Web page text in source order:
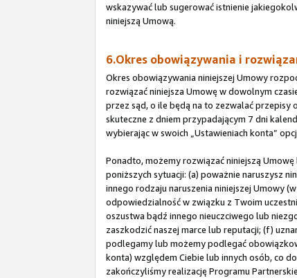
wskazywać lub sugerować istnienie
niniejszą Umową.
6.Okres obowiązywania i
Okres obowiązywania niniejszej Umowy
rozwiązać niniejsza Umowę w dowolnym
przez sąd, o ile będą na to zezwalać przepisy
skuteczne z dniem przypadającym 7 dni
wybierając w swoich „Ustawieniach konta”
Ponadto, możemy rozwiązać niniejszą
poniższych sytuacji: (a) poważnie naruszysz
innego rodzaju naruszenia niniejszej Umowy
odpowiedzialność w związku z Twoim
oszustwa bądź innego nieuczciwego lub
zaszkodzić naszej marce lub reputacji; (f)
podlegamy lub możemy podlegać
konta) względem Ciebie lub innych osób, co
zakończyliśmy realizację Programu